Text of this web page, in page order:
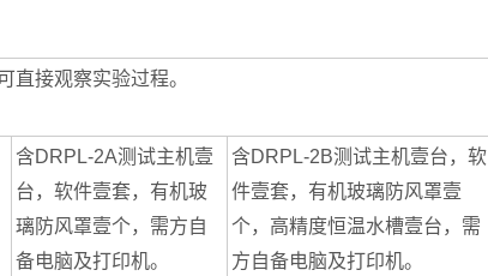
直接观察实验过程。
含DRPL-2A测试主机壹
台，软件壹套，有机玻
璃防风罩壹个，需方自
备电脑及打印机。
含DRPL-2B测试主机壹台，软
件壹套，有机玻璃防风罩壹
个，高精度恒温水槽壹台，需
方自备电脑及打印机。